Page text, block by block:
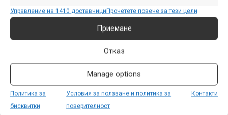
Управление на 1410 доставчициПрочетете повече за тези цели
Приемане
Отказ
Manage options
Политика за
бисквитки
Условия за ползване и политика за
поверителност
Контакти
амортисьори с метална пружина, но и с новото
поколение пневматични DH шокове.